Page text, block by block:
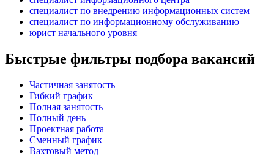
специалист по внедрению информационных систем
специалист по информационному обслуживанию
юрист начального уровня
Быстрые фильтры подбора вакансий
Частичная занятость
Гибкий график
Полная занятость
Полный день
Проектная работа
Сменный график
Вахтовый метод